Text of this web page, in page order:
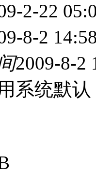
2-22
8-2
2009-8-2
系统默认